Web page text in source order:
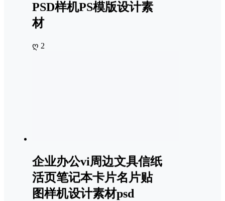
PSD样机PS模版设计素
材
ღ 2
企业办公vi周边文具信纸
活页笔记本卡片名片贴
图样机设计素材psd